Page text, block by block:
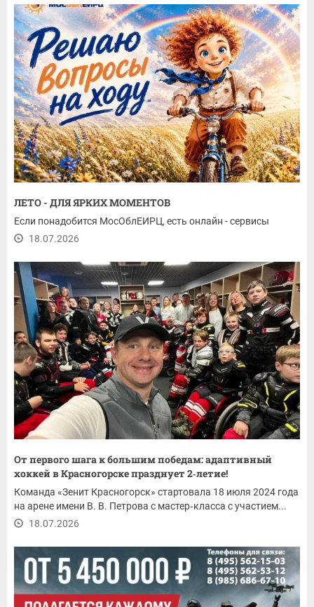
ЛЕТО - ДЛЯ ЯРКИХ МОМЕНТОВ
Если понадобится МосОблЕИРЦ, есть онлайн - сервисы
18.07.2026
От первого шага к большим победам: адаптивный
хоккей в Красногорске празднует 2‑летие!
Команда «Зенит Красногорск» стартовала 18 июля 2024 года
на арене имени В. В. Петрова с мастер‑класса с участием...
18.07.2026